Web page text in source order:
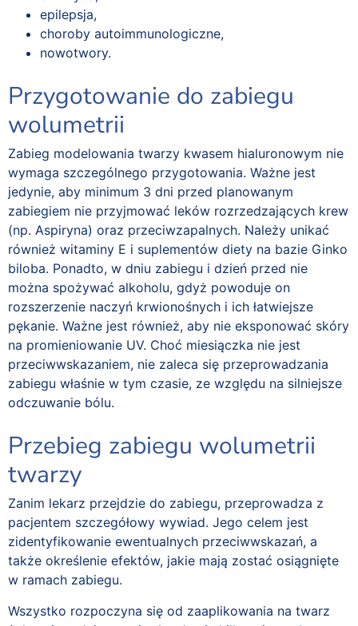
epilepsja,
choroby autoimmunologiczne,
nowotwory.
Przygotowanie do zabiegu
wolumetrii
Zabieg modelowania twarzy kwasem hialuronowym nie
wymaga szczególnego przygotowania. Ważne jest
jedynie, aby minimum 3 dni przed planowanym
zabiegiem nie przyjmować leków rozrzedzających krew
(np. Aspiryna) oraz przeciwzapalnych. Należy unikać
również witaminy E i suplementów diety na bazie Ginko
biloba. Ponadto, w dniu zabiegu i dzień przed nie
można spożywać alkoholu, gdyż powoduje on
rozszerzenie naczyń krwionośnych i ich łatwiejsze
pękanie. Ważne jest również, aby nie eksponować skóry
na promieniowanie UV. Choć miesiączka nie jest
przeciwwskazaniem, nie zaleca się przeprowadzania
zabiegu właśnie w tym czasie, ze względu na silniejsze
odczuwanie bólu.
Przebieg zabiegu wolumetrii
twarzy
Zanim lekarz przejdzie do zabiegu, przeprowadza z
pacjentem szczegółowy wywiad. Jego celem jest
zidentyfikowanie ewentualnych przeciwwskazań, a
także określenie efektów, jakie mają zostać osiągnięte
w ramach zabiegu.
Wszystko rozpoczyna się od zaaplikowania na twarz